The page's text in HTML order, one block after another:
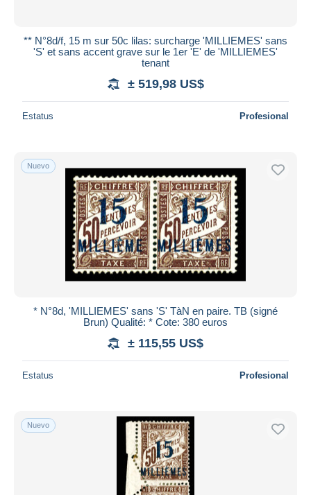
** N°8d/f, 15 m sur 50c lilas: surcharge 'MILLIEMES' sans
'S' et sans accent grave sur le 1er 'E' de 'MILLIEMES'
tenant
± 519,98 US$
Estatus Profesional
Nuevo
* N°8d, 'MILLIEMES' sans 'S' TàN en paire. TB (signé
Brun) Qualité: * Cote: 380 euros
± 115,55 US$
Estatus Profesional
Nuevo